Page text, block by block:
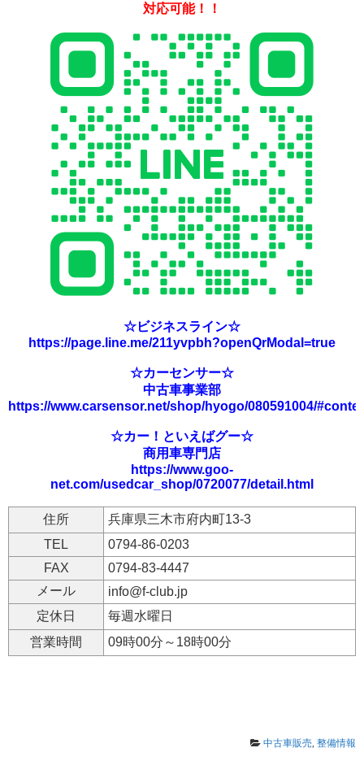
対応可能！！
☆ビジネスライン☆
https://page.line.me/211yvpbh?openQrModal=true
☆カーセンサー☆
中古車事業部
https://www.carsensor.net/shop/hyogo/080591004/
☆カー！といえばグー☆
商用車専門店
https://www.goo-
net.com/usedcar_shop/0720077/detail.html
住所
兵庫県三木市府内町13-3
TEL
0794-86-0203
FAX
0794-83-4447
メール
info@f-club.jp
定休日
毎週水曜日
営業時間
09時00分～18時00分
中古車販売 整備情報